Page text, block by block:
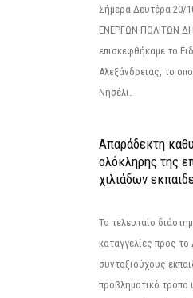
Σήμερα Δευτέρα
ΕΝΕΡΓΩΝ ΠΟΛΙΤΩΝ
επισκεφθήκαμε το
Αλεξάνδρειας, το
Νησέλι.
Απαράδεκτη
ολόκληρης της
χιλιάδων
Το τελευταίο
καταγγελίες προς
συνταξιούχους
προβληματικό τρόπο